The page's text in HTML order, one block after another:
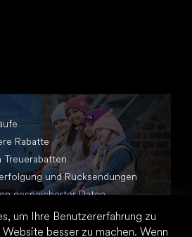
um Ihre Benutzererfahrung zu
besser zu machen. Wenn
Rabatte
und Rücksendungen
gespeicherter Daten
Ort